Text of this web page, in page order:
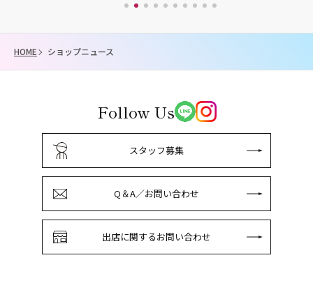
HOME ショップニュース
Follow Us
スタッフ募集
Q＆A／お問い合わせ
出店に関するお問い合わせ